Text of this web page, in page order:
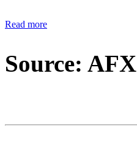
Read more
Source: AFX